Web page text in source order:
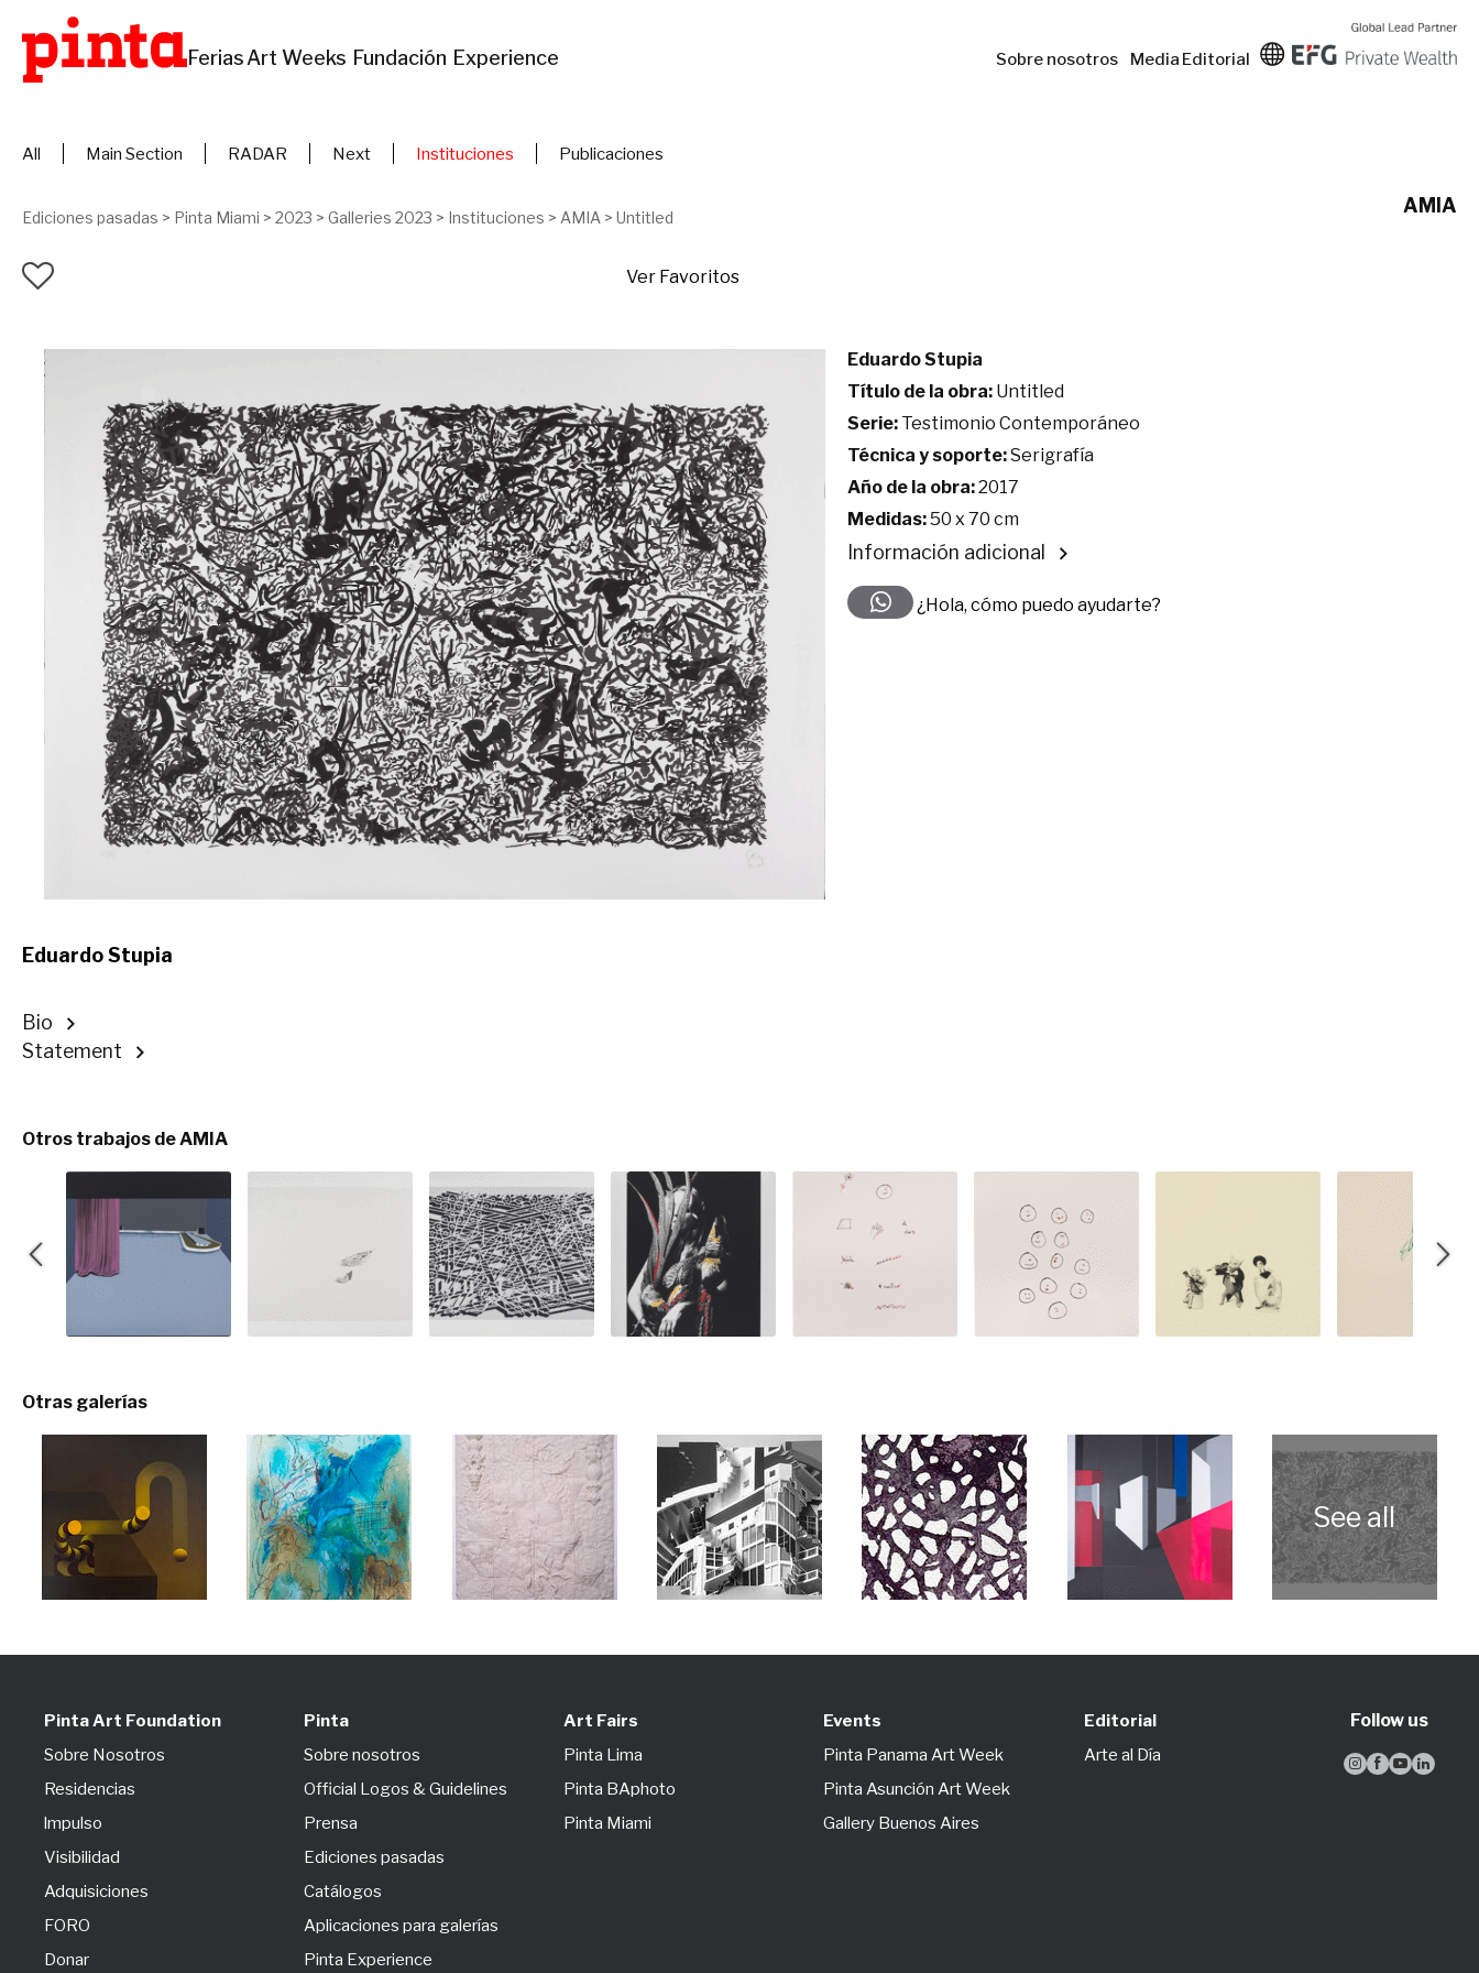
FeriasArt Weeks Fundación Experience Sobre nosotros Media Editorial
All Main Section RADAR Next Instituciones Publicaciones
Ediciones pasadas > Pinta Miami > 2023 > Galleries 2023 > Instituciones > AMIA > Untitled
AMIA
Ver Favoritos
Eduardo Stupia
Bio
Statement
Eduardo Stupia
Título de la obra: Untitled
Serie: Testimonio Contemporáneo
Técnica y soporte:Serigrafía
Año de la obra:2017
Medidas:50 x 70 cm
Información adicional
¿Hola, cómo puedo ayudarte?
Otros trabajos de AMIA
Otras galerías
Pinta Art Foundation
Sobre Nosotros
Residencias
lmpulso
Visibilidad
Adquisiciones
FORO
Donar
Pinta
Sobre nosotros
Official Logos & Guidelines
Prensa
Ediciones pasadas
Catálogos
Aplicaciones para galerías
Pinta Experience
Art Fairs
Pinta Lima
Pinta BAphoto
Pinta Miami
Events
Pinta Panama Art Week
Pinta Asunción Art Week
Gallery Buenos Aires
Editorial
Arte al Día
Follow us
   